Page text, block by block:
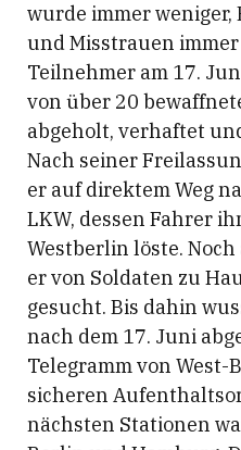
wurde immer weniger,
und Misstrauen
Teilnehmer am 17.
von über 20
abgeholt, verhaftet
Nach seiner
er auf direktem Weg
LKW, dessen Fahrer
Westberlin löste.
er von Soldaten zu
gesucht. Bis dahin
nach dem 17. Juni
Telegramm von West-
sicheren
nächsten Stationen